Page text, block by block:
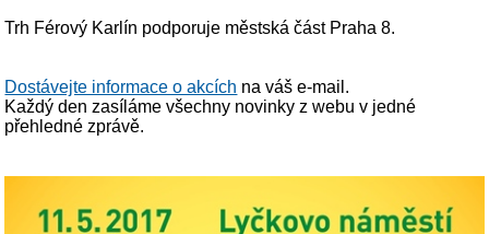
Trh Férový Karlín podporuje městská část Praha 8.
Dostávejte informace o akcích na váš e-mail.
Každý den zasíláme všechny novinky z webu v jedné
přehledné zprávě.